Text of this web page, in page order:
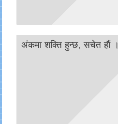
अंकमा शक्ति हुन्छ, सचेत हाैं ।